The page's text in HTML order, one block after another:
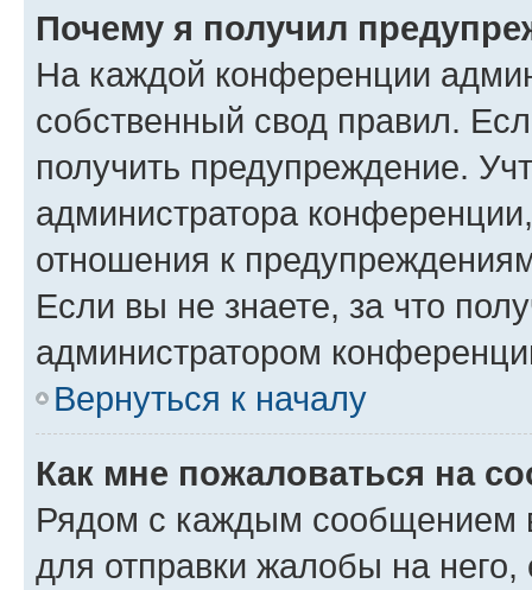
Почему я получил
На каждой конференции
собственный свод правил.
получить предупреждение.
администратора
отношения к
Если вы не знаете, за что
администратором
Вернуться к началу
Как мне пожаловаться на
Рядом с каждым сообщением
для отправки жалобы на